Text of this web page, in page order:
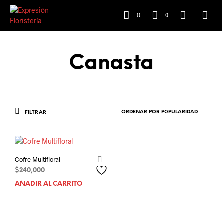
0 0
Canasta
FILTRAR
Cofre Multifloral
$240,000
AÑADIR AL CARRITO